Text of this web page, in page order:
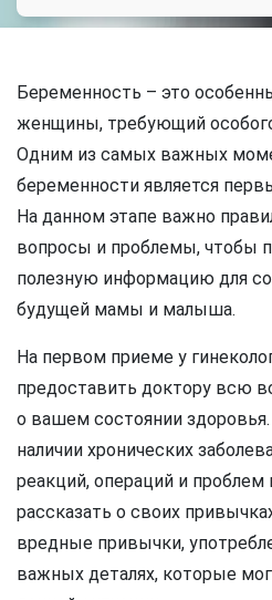
Беременность – это
женщины, требующий
Одним из самых важных
беременности является
На данном этапе важно
вопросы и проблемы, чтобы
полезную информацию для
будущей мамы и малыша.
На первом приеме у
предоставить доктору всю
о вашем состоянии
наличии хронических
реакций, операций и
рассказать о своих
вредные привычки,
важных деталях, которые